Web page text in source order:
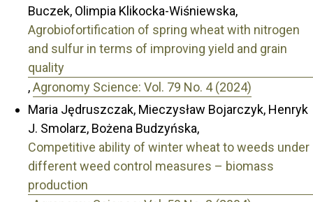
Buczek, Olimpia Klikocka-Wiśniewska,
Agrobiofortification of spring wheat with nitrogen
and sulfur in terms of improving yield and grain
quality
,Agronomy Science: Vol. 79 No. 4 (2024)
Maria Jędruszczak, Mieczysław Bojarczyk, Henryk
J. Smolarz, Bożena Budzyńska,
Competitive ability of winter wheat to weeds under
different weed control measures – biomass
production